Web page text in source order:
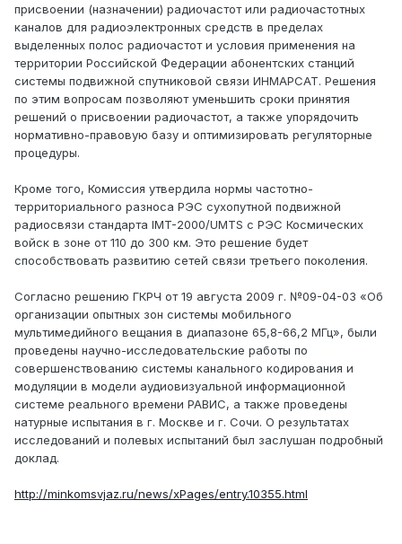
присвоении (назначении) радиочастот или радиочастотных
каналов для радиоэлектронных средств в пределах
выделенных полос радиочастот и условия применения на
территории Российской Федерации абонентских станций
системы подвижной спутниковой связи ИНМАРСАТ. Решения
по этим вопросам позволяют уменьшить сроки принятия
решений о присвоении радиочастот, а также упорядочить
нормативно-правовую базу и оптимизировать регуляторные
процедуры.
Кроме того, Комиссия утвердила нормы частотно-
территориального разноса РЭС сухопутной подвижной
радиосвязи стандарта IMT-2000/UMTS с РЭС Космических
войск в зоне от 110 до 300 км. Это решение будет
способствовать развитию сетей связи третьего поколения.
Согласно решению ГКРЧ от 19 августа 2009 г. №09-04-03 «Об
организации опытных зон системы мобильного
мультимедийного вещания в диапазоне 65,8-66,2 МГц», были
проведены научно-исследовательские работы по
совершенствованию системы канального кодирования и
модуляции в модели аудиовизуальной информационной
системе реального времени РАВИС, а также проведены
натурные испытания в г. Москве и г. Сочи. О результатах
исследований и полевых испытаний был заслушан подробный
доклад.
http://minkomsvjaz.ru/news/xPages/entry.10355.html